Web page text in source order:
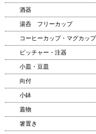
酒器
湯呑 フリーカップ
コーヒーカップ・マグカップ
ピッチャー・注器
小皿・豆皿
向付
小鉢
蓋物
箸置き